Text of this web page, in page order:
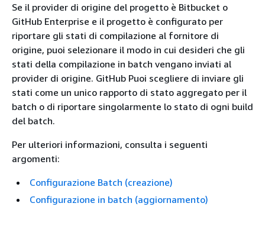
Se il provider di origine del progetto è Bitbucket o
GitHub Enterprise e il progetto è configurato per
riportare gli stati di compilazione al fornitore di
origine, puoi selezionare il modo in cui desideri che gli
stati della compilazione in batch vengano inviati al
provider di origine. GitHub Puoi scegliere di inviare gli
stati come un unico rapporto di stato aggregato per il
batch o di riportare singolarmente lo stato di ogni build
del batch.
Per ulteriori informazioni, consulta i seguenti
argomenti:
Configurazione Batch (creazione)
Configurazione in batch (aggiornamento)